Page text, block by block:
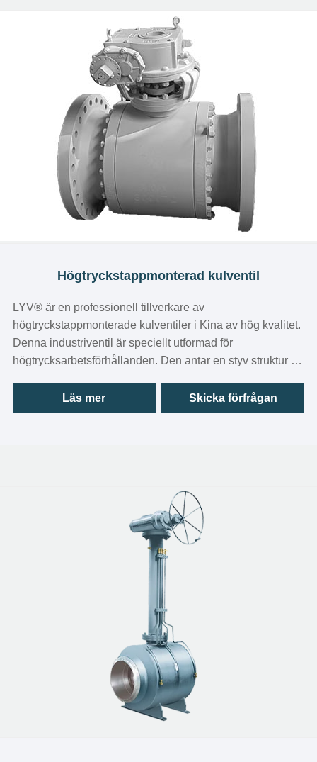
Högtryckstappmonterad kulventil
LYV® är en professionell tillverkare av
högtryckstappmonterade kulventiler i Kina av hög kvalitet.
Denna industriventil är speciellt utformad för
högtrycksarbetsförhållanden. Den antar en styv struktur av
med absolut pålitlig hög tätningsprestanda. Så det är ett
idealiskt val för viktiga rörledningar inom industrier som
Läs mer Skicka förfrågan